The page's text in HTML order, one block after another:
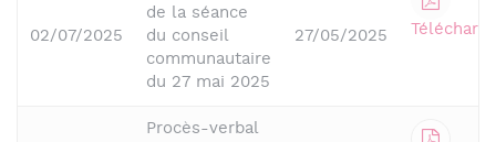
02/07/2025
de la séance
du conseil
communautaire
du 27 mai 2025
27/05/2025
Procès-verbal